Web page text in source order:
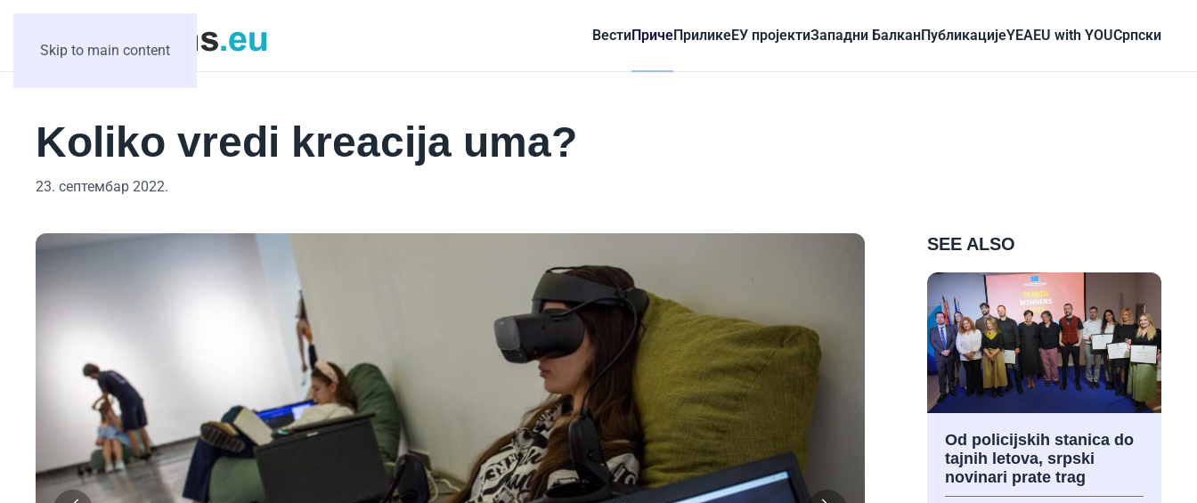
Skip to main content
ВестиПричеПриликеЕУ пројектиЗападни БалканПубликацијеYEAEU with YOUCрпски
Koliko vredi kreacija uma?
23. септембар 2022.
SEE ALSO
Od policijskih stanica do
tajnih letova, srpski
novinari prate trag